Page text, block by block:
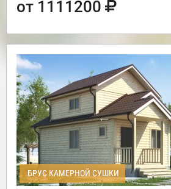
от 1111200
БРУС КАМЕРНОЙ СУШКИ